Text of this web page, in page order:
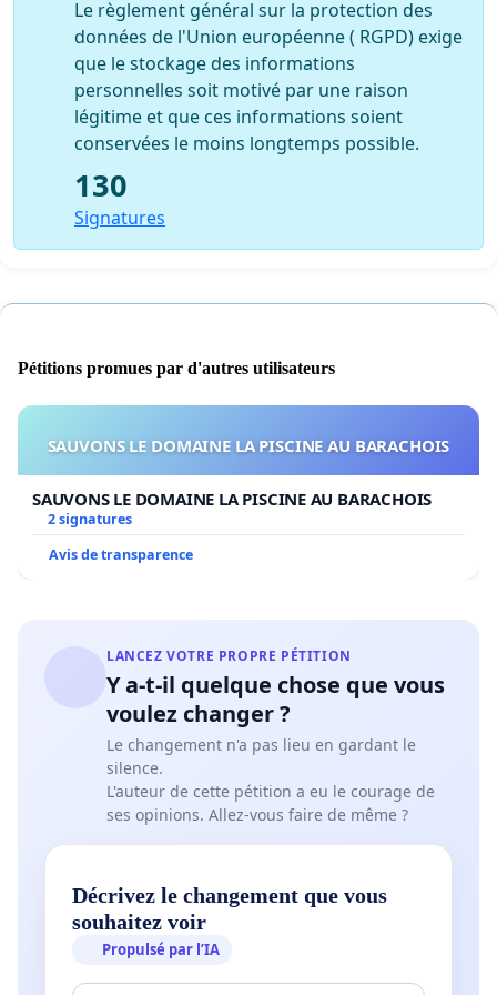
Le règlement général sur la protection des
données de l'Union européenne ( RGPD) exige
que le stockage des informations
personnelles soit motivé par une raison
légitime et que ces informations soient
conservées le moins longtemps possible.
130
Signatures
Pétitions promues par d'autres utilisateurs
SAUVONS LE DOMAINE LA PISCINE AU BARACHOIS
SAUVONS LE DOMAINE LA PISCINE AU BARACHOIS
2 signatures
Avis de transparence
LANCEZ VOTRE PROPRE PÉTITION
Y a-t-il quelque chose que vous
voulez changer ?
Le changement n'a pas lieu en gardant le
silence.
L'auteur de cette pétition a eu le courage de
ses opinions. Allez-vous faire de même ?
Décrivez le changement que vous
souhaitez voir
Propulsé par l’IA